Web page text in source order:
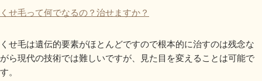
くせ毛って何でなるの？治せますか？
くせ毛は遺伝的要素がほとんどですので根本的に治すのは残念な
がら現代の技術では難しいですが、見た目を変えることは可能で
す。